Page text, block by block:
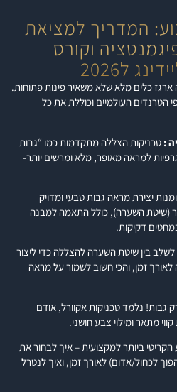
המדריך למציאת
וקורס
ל2026
ארגז כלים מלא שלא משאיר פינות פתוחות.
הטרנדים העולמיים וכוללת את כל
: טכניקות הצללה מתקדמות כמו “גבות
למראה מאופר, מלא ומרשים יותר-
יצירת מראה גבות טבעי ומדויק
(שיטת השערה), כולל התאמה למבנה
דקיקות.
לשלב בין שיטת השערה להצללה כדי ליצור
זמן, והכי חשוב לשמור על מראה
גבות! נלמד טכניקות אקוורל, אודם
מתאר ומילוי צבע חושני.
הקריטי ביותר למקצועית – איך לבחור את
לכחול/אדום) לאורך זמן, ואיך לנטרל